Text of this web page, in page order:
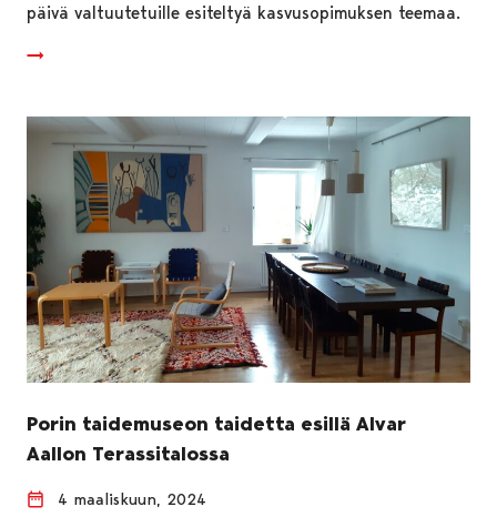
päivä valtuutetuille esiteltyä kasvusopimuksen teemaa.
Porin taidemuseon taidetta esillä Alvar
Aallon Terassitalossa
4 maaliskuun, 2024